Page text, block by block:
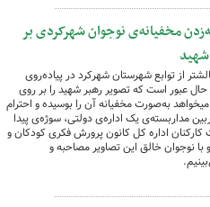
مخفیانه‌ی نوجوان شهرکردی بر
از توابع شهرستان شهرکرد در پیاده‌روی
عبور است که تصویر رهبر شهید را بر روی
میخواهد به‌صورت مخفیانه آن را بوسیده و احترام
مداربسته‌ی یک اداره‌ی دولتی، سوژه‌ی پیدا
اداره کل کانون پرورش فکری کودکان و
با نوجوان خالق این تصاویر مصاحبه و